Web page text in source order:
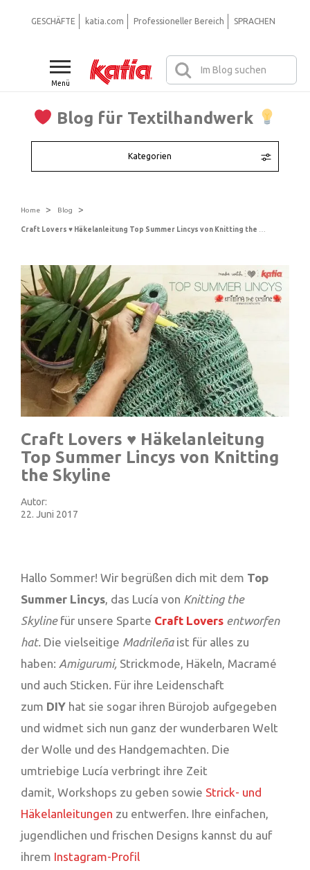
Menü
Blog für Textilhandwerk
Kategorien
GESCHÄFTE katia.com Professioneller Bereich SPRACHEN
Home > Blog >
Craft Lovers ♥ Häkelanleitung
Top Summer Lincys von Knitting
the Skyline
Autor:
22. Juni 2017
Hallo Sommer! Wir begrüßen dich mit dem Top
Summer Lincys, das Lucía von Knitting the
Skylinefür unsere Sparte Craft Lovers entworfen
hat. Die vielseitige Madrileñaist für alles zu
haben: Amigurumi, Strickmode, Häkeln, Macramé
und auch Sticken. Für ihre Leidenschaft
zum DIY hat sie sogar ihren Bürojob aufgegeben
und widmet sich nun ganz der wunderbaren Welt
der Wolle und des Handgemachten. Die
umtriebige Lucía verbringt ihre Zeit
damit, Workshops zu geben sowie Strick- und
Häkelanleitungen zu entwerfen. Ihre einfachen,
jugendlichen und frischen Designs kannst du auf
ihrem Instagram-Profil